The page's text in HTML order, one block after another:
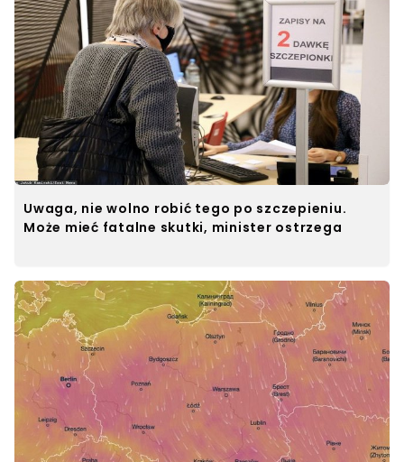
Uwaga, nie wolno robić tego po szczepieniu.
Może mieć fatalne skutki, minister ostrzega